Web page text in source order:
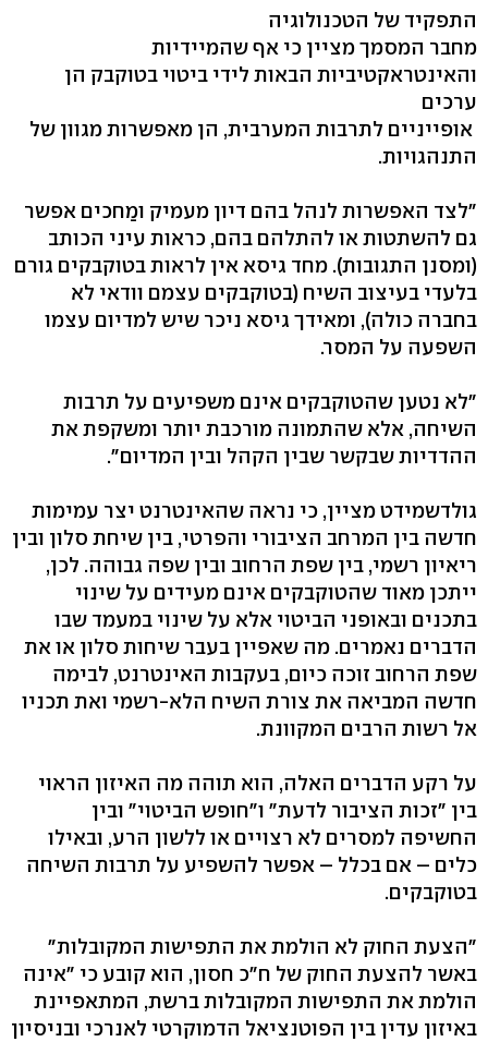
התפקיד של הטכנולוגיה
מחבר המסמך מציין כי אף שהמיידיות
והאינטראקטיביות הבאות לידי ביטוי בטוקבק הן
ערכים
אופייניים לתרבות המערבית, הן מאפשרות מגוון של
התנהגויות.
"לצד האפשרות לנהל בהם דיון מעמיק ומַחכים אפשר
גם להשתטות או להתלהם בהם, כראות עיני הכותב
(ומסנן התגובות). מחד גיסא אין לראות בטוקבקים גורם
בלעדי בעיצוב השיח (בטוקבקים עצמם וודאי לא
בחברה כולה), ומאידך גיסא ניכר שיש למדיום עצמו
השפעה על המסר.
"לא נטען שהטוקבקים אינם משפיעים על תרבות
השיחה, אלא שהתמונה מורכבת יותר ומשקפת את
ההדדיות שבקשר שבין הקהל ובין המדיום".
גולדשמידט מציין, כי נראה שהאינטרנט יצר עמימות
חדשה בין המרחב הציבורי והפרטי, בין שיחת סלון ובין
ריאיון רשמי, בין שפת הרחוב ובין שפה גבוהה. לכן,
ייתכן מאוד שהטוקבקים אינם מעידים על שינוי
בתכנים ובאופני הביטוי אלא על שינוי במעמד שבו
הדברים נאמרים. מה שאפיין בעבר שיחות סלון או את
שפת הרחוב זוכה כיום, בעקבות האינטרנט, לבימה
חדשה המביאה את צורת השיח הלא-רשמי ואת תכניו
אל רשות הרבים המקוונת.
על רקע הדברים האלה, הוא תוהה מה האיזון הראוי
בין "זכות הציבור לדעת" ו"חופש הביטוי" ובין
החשיפה למסרים לא רצויים או ללשון הרע, ובאילו
כלים – אם בכלל – אפשר להשפיע על תרבות השיחה
בטוקבקים.
"הצעת החוק לא הולמת את התפישות המקובלות"
באשר להצעת החוק של ח"כ חסון, הוא קובע כי "אינה
הולמת את התפישות המקובלות ברשת, המתאפיינת
באיזון עדין בין הפוטנציאל הדמוקרטי לאנרכי ובניסיון